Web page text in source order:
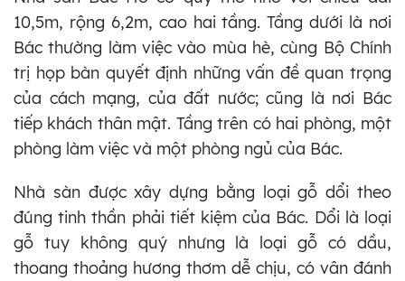
10,5m, rộng 6,2m, cao hai tầng. Tầng dưới là nơi
Bác thường làm việc vào mùa hè, cùng Bộ Chính
trị họp bàn quyết định những vấn đề quan trọng
của cách mạng, của đất nước; cũng là nơi Bác
tiếp khách thân mật. Tầng trên có hai phòng, một
phòng làm việc và một phòng ngủ của Bác.
Nhà sàn được xây dựng bằng loại gỗ dổi theo
đúng tinh thần phải tiết kiệm của Bác. Dổi là loại
gỗ tuy không quý nhưng là loại gỗ có dầu,
thoang thoảng hương thơm dễ chịu, có vân đánh